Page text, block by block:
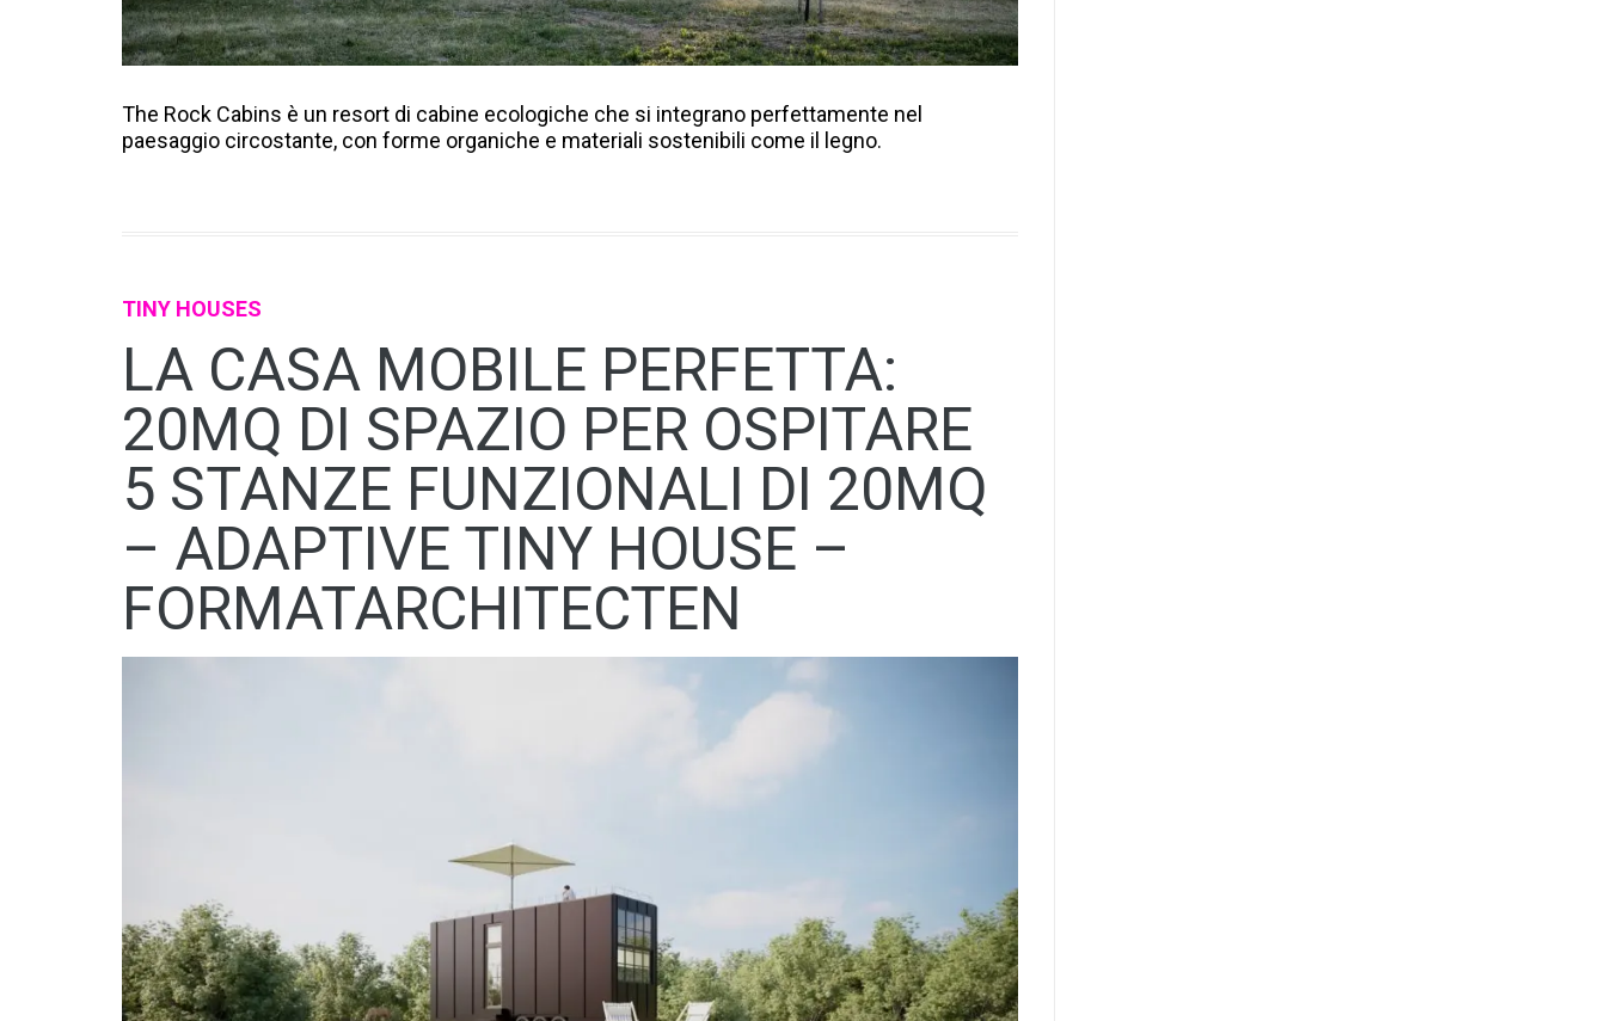
The Rock Cabins è un resort di cabine ecologiche che si integrano perfettamente nel
paesaggio circostante, con forme organiche e materiali sostenibili come il legno.
TINY HOUSES
LA CASA MOBILE PERFETTA:
20MQ DI SPAZIO PER OSPITARE
5 STANZE FUNZIONALI DI 20MQ
– ADAPTIVE TINY HOUSE –
FORMATARCHITECTEN